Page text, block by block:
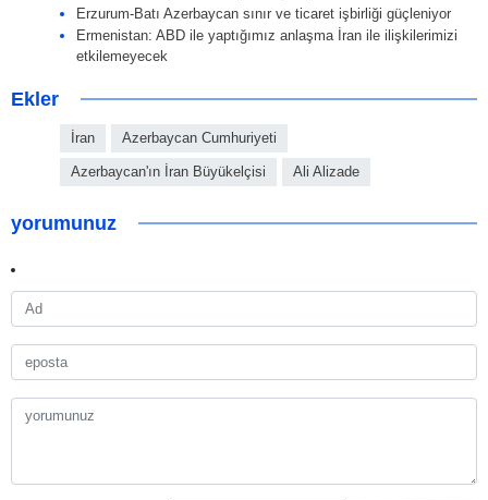
Erzurum-Batı Azerbaycan sınır ve ticaret işbirliği güçleniyor
Ermenistan: ABD ile yaptığımız anlaşma İran ile ilişkilerimizi
etkilemeyecek
Ekler
İran Azerbaycan Cumhuriyeti
Azerbaycan'ın İran Büyükelçisi Ali Alizade
yorumunuz